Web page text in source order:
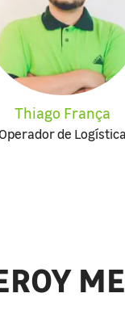
Thiago França
Operador de Logística